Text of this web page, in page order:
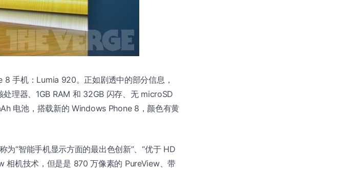
8 手机：Lumia 920。正如剧透中的部分信息，
理器、1GB RAM 和 32GB 闪存、无 microSD
电池，搭载新的 Windows Phone 8，颜色有黄
“智能手机显示方面的最出色创新”、“优于 HD
相机技术，但是是 870 万像素的 PureView、带